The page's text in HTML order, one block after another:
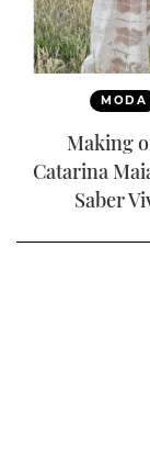
MODA
Making
Catarina
Saber